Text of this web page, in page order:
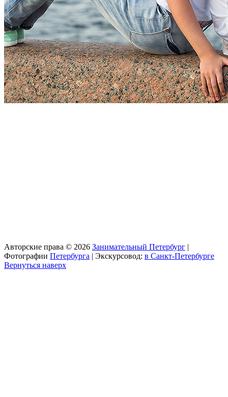
Авторские права © 2026 Занимательный Петербург |
Фотографии Петербурга | Экскурсовод: в Санкт-Петербурге
Вернуться наверх